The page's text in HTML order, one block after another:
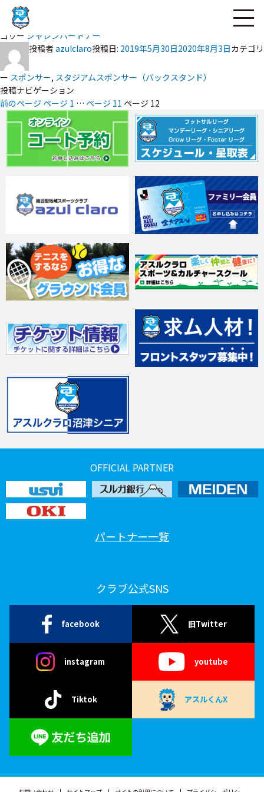
2022年3月17日カテ
ゴリー シャレンパートナー
投稿者azulclaro投稿日: 2019年5月30日2020年8月3日カテゴリ
ー スポンサー, スタジアムスポンサー（バックスタンド）
投稿ナビゲーション
前のページ ページ 1 … ページ 11 ページ 12
OFFICIAL PARTNER
パートナー一覧
クラブ公式SNS
facebook 旧Twitter
instagram youtube
Tiktok アスルくんX